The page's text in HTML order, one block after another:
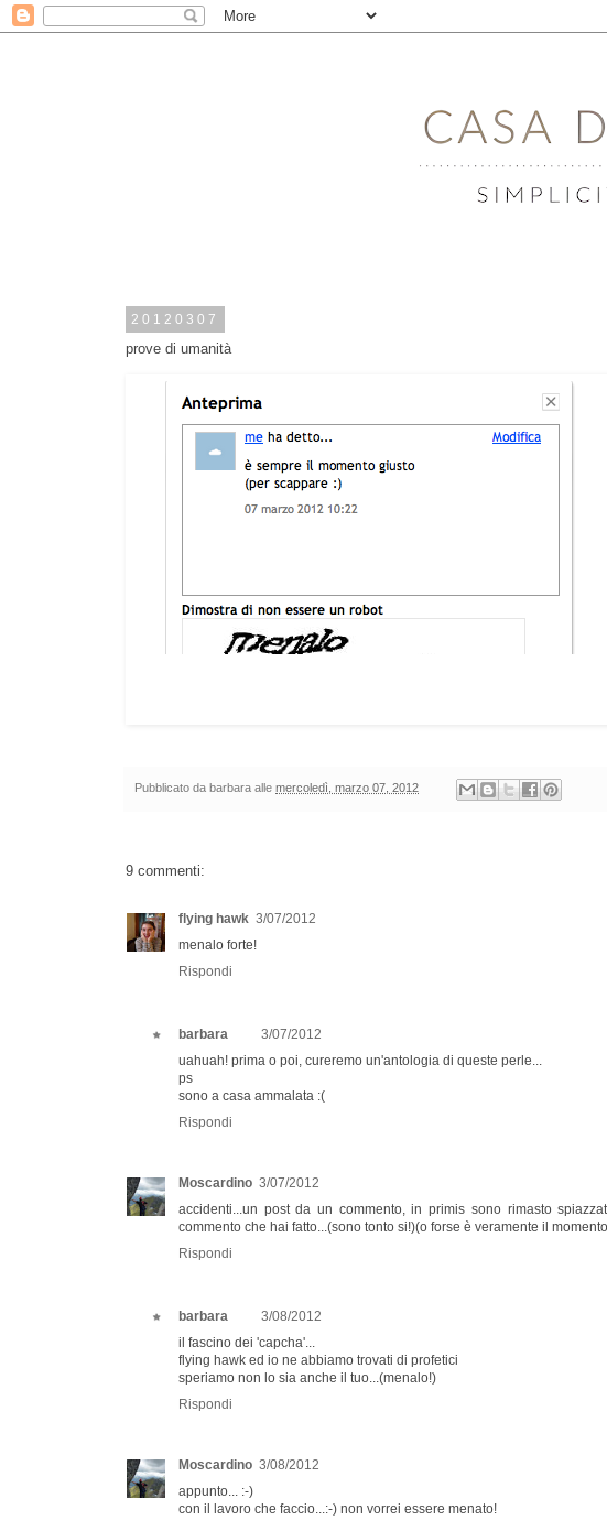
20120307
prove di umanità
Pubblicato da barbara alle mercoledì, marzo 07, 2012
9 commenti:
flying hawk 3/07/2012
menalo forte!
Rispondi
barbara
3/07/2012
uahuah! prima o poi, cureremo un'antologia di queste perle...
ps
sono a casa ammalata :(
Rispondi
Moscardino 3/07/2012
accidenti...un post da un commento, in primis sono rimasto
commento che hai fatto...(sono tonto si!)(o forse è veramente il
Rispondi
barbara
3/08/2012
il fascino dei 'capcha'...
flying hawk ed io ne abbiamo trovati di profetici
speriamo non lo sia anche il tuo...(menalo!)
Rispondi
Moscardino 3/08/2012
appunto... :-)
con il lavoro che faccio...:-) non vorrei essere menato!